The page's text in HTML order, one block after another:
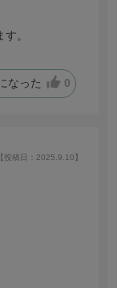
。
なった 0
【投稿日：2025.9.10】